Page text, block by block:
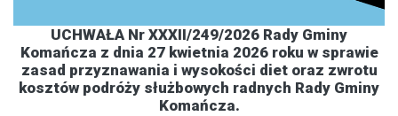
UCHWAŁA Nr XXXII/249/2026 Rady Gminy
Komańcza z dnia 27 kwietnia 2026 roku w sprawie
zasad przyznawania i wysokości diet oraz zwrotu
kosztów podróży służbowych radnych Rady Gminy
Komańcza.